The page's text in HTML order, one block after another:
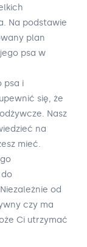
Na podstawie
plan
psa w
psa i
się, że
Nasz
na
mieć.
od
czy ma
Ci utrzymać